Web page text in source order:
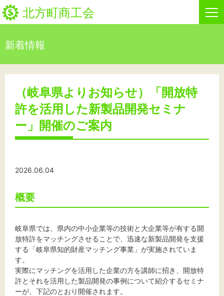
北方町商工会
事業者・創業者の方へ
関係機関の方へ
標準 拡大
新着情報
（岐阜県よりお知らせ）「開放特
許を活用した新製品開発セミナ
ー」開催のご案内
2026.06.04
概要
岐阜県では、県内の中小企業等の技術と大企業等が有する開
放特許をマッチングさせることで、迅速な新製品開発を支援
する「岐阜県知的財産マッチング事業」が実施されていま
す。
実際にマッチングを活用した企業の方を講師に招き、開放特
許とそれを活用した製品開発の事例について紹介するセミナ
ーが、下記のとおり開催されます。